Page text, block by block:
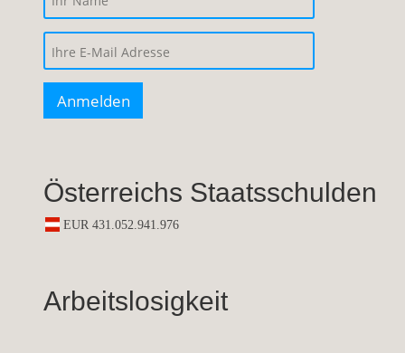
Österreichs Staatsschulden
Arbeitslosigkeit